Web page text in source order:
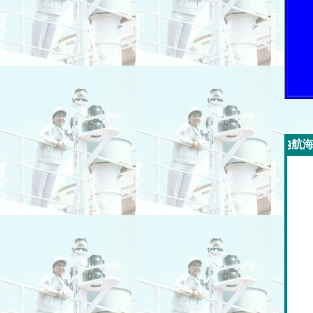
今週の「内航海運新聞」広告